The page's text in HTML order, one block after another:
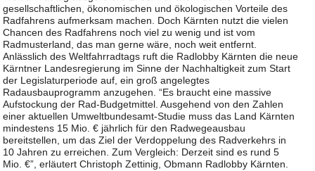
gesellschaftlichen, ökonomischen und ökologischen Vorteile des
Radfahrens aufmerksam machen. Doch Kärnten nutzt die vielen
Chancen des Radfahrens noch viel zu wenig und ist vom
Radmusterland, das man gerne wäre, noch weit entfernt.
Anlässlich des Weltfahrradtags ruft die Radlobby Kärnten die neue
Kärntner Landesregierung im Sinne der Nachhaltigkeit zum Start
der Legislaturperiode auf, ein groß angelegtes
Radausbauprogramm anzugehen. “Es braucht eine massive
Aufstockung der Rad-Budgetmittel. Ausgehend von den Zahlen
einer aktuellen Umweltbundesamt-Studie muss das Land Kärnten
mindestens 15 Mio. € jährlich für den Radwegeausbau
bereitstellen, um das Ziel der Verdoppelung des Radverkehrs in
10 Jahren zu erreichen. Zum Vergleich: Derzeit sind es rund 5
Mio. €”, erläutert Christoph Zettinig, Obmann Radlobby Kärnten.